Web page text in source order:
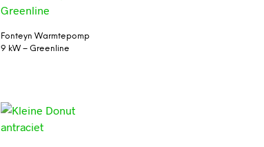
Fonteyn Warmtepomp
9 kW – Greenline